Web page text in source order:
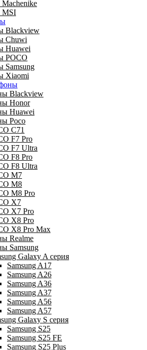
MSI
Blackview
Chuwi
Huawei
POCO
Samsung
Xiaomi
Blackview
Honor
Huawei
Poco
C71
F7 Pro
F7 Ultra
F8 Pro
F8 Ultra
M7
M8
M8 Pro
X7
X7 Pro
X8 Pro
X8 Pro Max
Realme
Samsung
Galaxy A серия
Samsung A17
Samsung A26
Samsung A36
Samsung A37
Samsung A56
Samsung A57
Galaxy S серия
Samsung S25
Samsung S25 FE
Samsung S25 Plus